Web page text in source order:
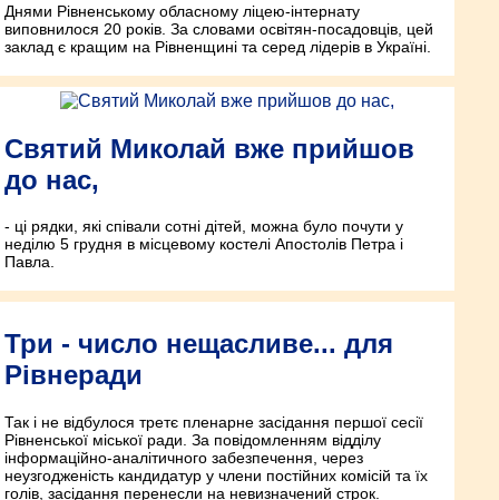
Днями Рівненському обласному ліцею-інтернату
виповнилося 20 років. За словами освітян-посадовців, цей
заклад є кращим на Рівненщині та серед лідерів в Україні.
Святий Миколай вже прийшов
до нас,
- ці рядки, які співали сотні дітей, можна було почути у
неділю 5 грудня в місцевому костелі Апостолів Петра і
Павла.
Три - число нещасливе... для
Рівнеради
Так і не відбулося третє пленарне засідання першої сесії
Рівненської міської ради. За повідомленням відділу
інформаційно-аналітичного забезпечення, через
неузгодженість кандидатур у члени постійних комісій та їх
голів, засідання перенесли на невизначений строк.